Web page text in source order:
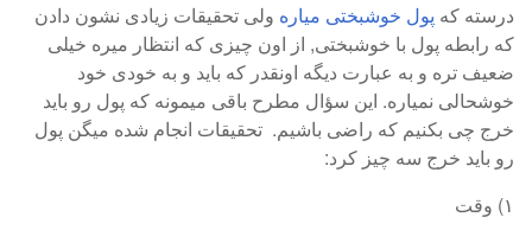
درسته که پول خوشبختی میاره ولی تحقیقات زیادی نشون دادن
که رابطه پول با خوشبختی, از اون چیزی که انتظار میره خیلی
ضعیف تره و به عبارت دیگه اونقدر که باید و به خودی خود
خوشحالی نمیاره. این سؤال مطرح باقی میمونه که پول رو باید
خرج چی بکنیم که راضی باشیم. تحقیقات انجام شده میگن پول
رو باید خرج سه چیز کرد:
۱) وقت